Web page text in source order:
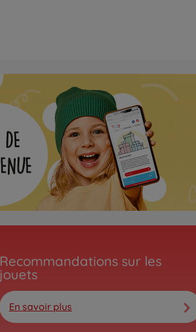
Recommandations sur les
jouets
En savoir plus